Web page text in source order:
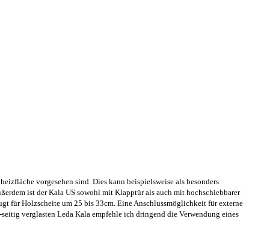
vorgesehen sind. Dies kann beispielsweise als besonders
ist der Kala US sowohl mit Klapptür als auch mit hochschiebbarer
für Holzscheite um 25 bis 33cm. Eine Anschlussmöglichkeit für externe
verglasten Leda Kala empfehle ich dringend die Verwendung eines